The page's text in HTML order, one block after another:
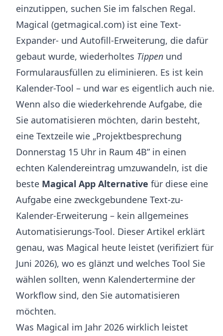
einzutippen, suchen Sie im falschen Regal.
Magical (getmagical.com) ist eine Text-
Expander- und Autofill-Erweiterung, die dafür
gebaut wurde, wiederholtes Tippen und
Formularausfüllen zu eliminieren. Es ist kein
Kalender-Tool – und war es eigentlich auch nie.
Wenn also die wiederkehrende Aufgabe, die
Sie automatisieren möchten, darin besteht,
eine Textzeile wie „Projektbesprechung
Donnerstag 15 Uhr in Raum 4B” in einen
echten Kalendereintrag umzuwandeln, ist die
beste Magical App Alternative für diese eine
Aufgabe eine zweckgebundene Text-zu-
Kalender-Erweiterung – kein allgemeines
Automatisierungs-Tool. Dieser Artikel erklärt
genau, was Magical heute leistet (verifiziert für
Juni 2026), wo es glänzt und welches Tool Sie
wählen sollten, wenn Kalendertermine der
Workflow sind, den Sie automatisieren
möchten.
Was Magical im Jahr 2026 wirklich leistet